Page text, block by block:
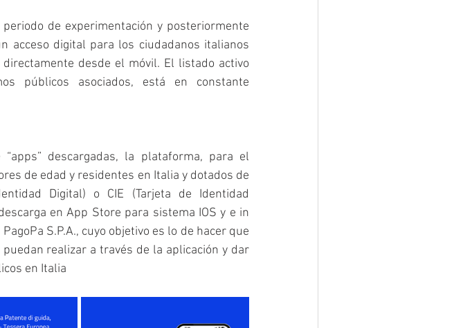
de experimentación y posteriormente
acceso digital para los ciudadanos italianos
desde el móvil. El listado activo
públicos asociados, está en constante
descargadas, la plataforma, para el
de edad y residentes en Italia y dotados de
Digital) o CIE (Tarjeta de Identidad
en App Store para sistema IOS y e in
S.P.A., cuyo objetivo es lo de hacer que
realizar a través de la aplicación y dar
en Italia